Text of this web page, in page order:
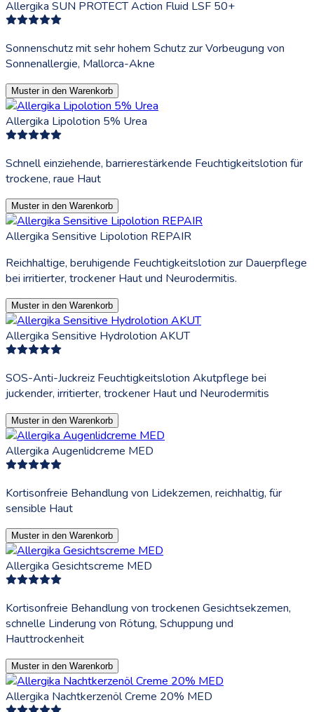
Allergika SUN PROTECT Action Fluid LSF 50+
Sonnenschutz mit sehr hohem Schutz zur Vorbeugung von
Sonnenallergie, Mallorca-Akne
Muster in den Warenkorb
Allergika Lipolotion 5% Urea
Schnell einziehende, barrierestärkende Feuchtigkeitslotion für
trockene, raue Haut
Muster in den Warenkorb
Allergika Sensitive Lipolotion REPAIR
Reichhaltige, beruhigende Feuchtigkeitslotion zur Dauerpflege
bei irritierter, trockener Haut und Neurodermitis.
Muster in den Warenkorb
Allergika Sensitive Hydrolotion AKUT
SOS-Anti-Juckreiz Feuchtigkeitslotion Akutpflege bei
juckender, irritierter, trockener Haut und Neurodermitis
Muster in den Warenkorb
Allergika Augenlidcreme MED
Kortisonfreie Behandlung von Lidekzemen, reichhaltig, für
sensible Haut
Muster in den Warenkorb
Allergika Gesichtscreme MED
Kortisonfreie Behandlung von trockenen Gesichtsekzemen,
schnelle Linderung von Rötung, Schuppung und
Hauttrockenheit
Muster in den Warenkorb
Allergika Nachtkerzenöl Creme 20% MED